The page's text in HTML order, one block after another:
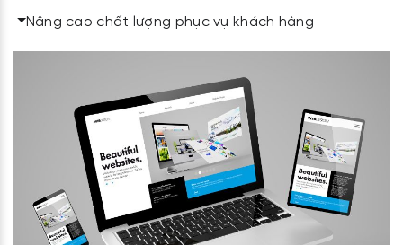
Nâng cao chất lượng phục vụ khách hàng